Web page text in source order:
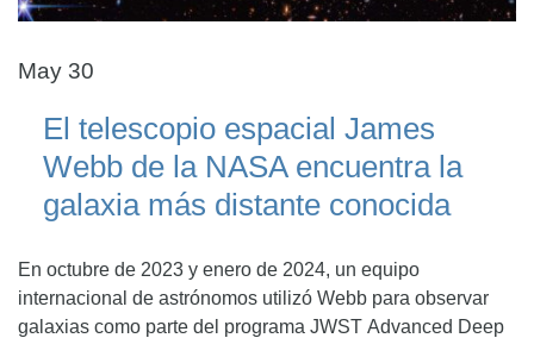
May 30
El telescopio espacial James
Webb de la NASA encuentra la
galaxia más distante conocida
En octubre de 2023 y enero de 2024, un equipo
internacional de astrónomos utilizó Webb para observar
galaxias como parte del programa JWST Advanced Deep